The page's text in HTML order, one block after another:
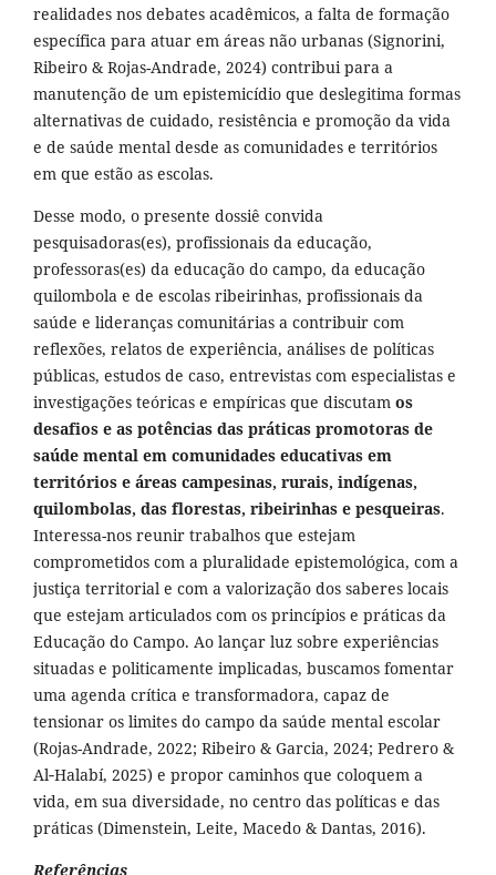
realidades nos debates acadêmicos, a falta de formação
específica para atuar em áreas não urbanas (Signorini,
Ribeiro & Rojas-Andrade, 2024) contribui para a
manutenção de um epistemicídio que deslegitima formas
alternativas de cuidado, resistência e promoção da vida
e de saúde mental desde as comunidades e territórios
em que estão as escolas.
Desse modo, o presente dossiê convida
pesquisadoras(es), profissionais da educação,
professoras(es) da educação do campo, da educação
quilombola e de escolas ribeirinhas, profissionais da
saúde e lideranças comunitárias a contribuir com
reflexões, relatos de experiência, análises de políticas
públicas, estudos de caso, entrevistas com especialistas e
investigações teóricas e empíricas que discutam os
desafios e as potências das práticas promotoras de
saúde mental em comunidades educativas em
territórios e áreas campesinas, rurais, indígenas,
quilombolas, das florestas, ribeirinhas e pesqueiras.
Interessa-nos reunir trabalhos que estejam
comprometidos com a pluralidade epistemológica, com a
justiça territorial e com a valorização dos saberes locais
que estejam articulados com os princípios e práticas da
Educação do Campo. Ao lançar luz sobre experiências
situadas e politicamente implicadas, buscamos fomentar
uma agenda crítica e transformadora, capaz de
tensionar os limites do campo da saúde mental escolar
(Rojas-Andrade, 2022; Ribeiro & Garcia, 2024; Pedrero &
Al‑Halabí, 2025) e propor caminhos que coloquem a
vida, em sua diversidade, no centro das políticas e das
práticas (Dimenstein, Leite, Macedo & Dantas, 2016).
Referências